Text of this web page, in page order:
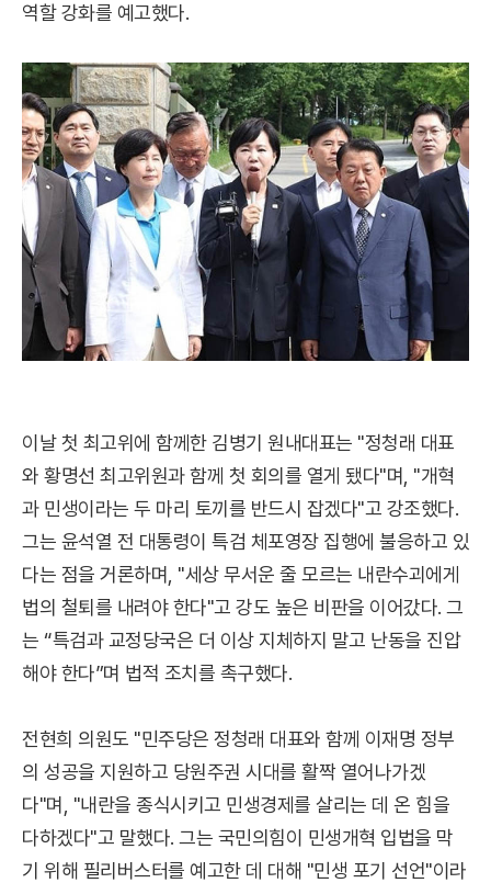
역할 강화를 예고했다.
이날 첫 최고위에 함께한 김병기 원내대표는 "정청래 대표
와 황명선 최고위원과 함께 첫 회의를 열게 됐다"며, "개혁
과 민생이라는 두 마리 토끼를 반드시 잡겠다"고 강조했다.
그는 윤석열 전 대통령이 특검 체포영장 집행에 불응하고 있
다는 점을 거론하며, "세상 무서운 줄 모르는 내란수괴에게
법의 철퇴를 내려야 한다"고 강도 높은 비판을 이어갔다. 그
는 “특검과 교정당국은 더 이상 지체하지 말고 난동을 진압
해야 한다”며 법적 조치를 촉구했다.
전현희 의원도 "민주당은 정청래 대표와 함께 이재명 정부
의 성공을 지원하고 당원주권 시대를 활짝 열어나가겠
다"며, "내란을 종식시키고 민생경제를 살리는 데 온 힘을
다하겠다"고 말했다. 그는 국민의힘이 민생개혁 입법을 막
기 위해 필리버스터를 예고한 데 대해 "민생 포기 선언"이라